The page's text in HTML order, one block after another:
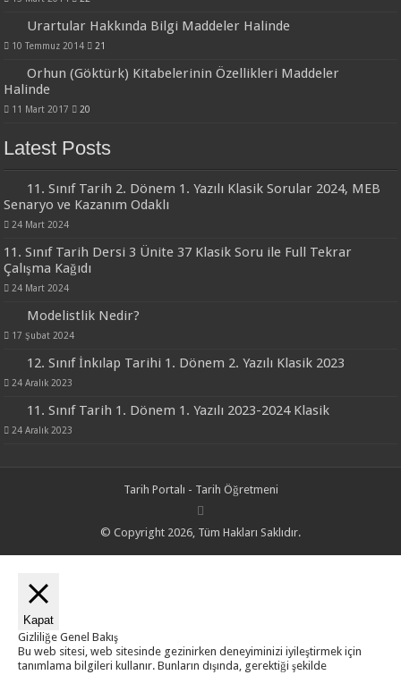
Urartular Hakkında Bilgi Maddeler Halinde
10 Temmuz 2014 21
Orhun (Göktürk) Kitabelerinin Özellikleri Maddeler
Halinde
11 Mart 2017 20
Latest Posts
11. Sınıf Tarih 2. Dönem 1. Yazılı Klasik Sorular 2024, MEB
Senaryo ve Kazanım Odaklı
24 Mart 2024
11. Sınıf Tarih Dersi 3 Ünite 37 Klasik Soru ile Full Tekrar
Çalışma Kağıdı
24 Mart 2024
Modelistlik Nedir?
17 Şubat 2024
12. Sınıf İnkılap Tarihi 1. Dönem 2. Yazılı Klasik 2023
24 Aralık 2023
11. Sınıf Tarih 1. Dönem 1. Yazılı 2023-2024 Klasik
24 Aralık 2023
Tarih Portalı - Tarih Öğretmeni
© Copyright 2026, Tüm Hakları Saklıdır.
Kapat
Gizliliğe Genel Bakış
Bu web sitesi, web sitesinde gezinirken deneyiminizi iyileştirmek için
tanımlama bilgileri kullanır. Bunların dışında, gerektiği şekilde